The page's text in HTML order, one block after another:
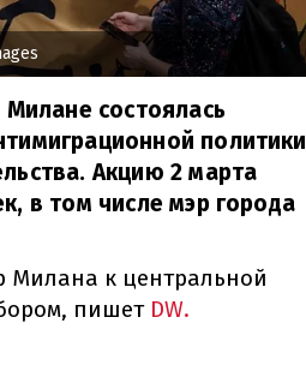
состоялась
политики
Акцию 2 марта
в том числе мэр города
Милана к центральной
пишет DW.